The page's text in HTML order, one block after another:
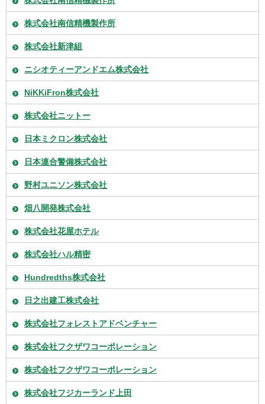
株式会社南信精機製作所
株式会社新津組
ニシオティーアンドエム株式会社
NiKKiFron株式会社
株式会社ニットー
日本ミクロン株式会社
日本連合警備株式会社
野村ユニソン株式会社
畑八開発株式会社
株式会社花屋ホテル
株式会社ハル精密
Hundredths株式会社
日之出建工株式会社
株式会社フォレストアドベンチャー
株式会社フクザワコーポレーション
株式会社フクザワコーポレーション
株式会社フジカーランド上田